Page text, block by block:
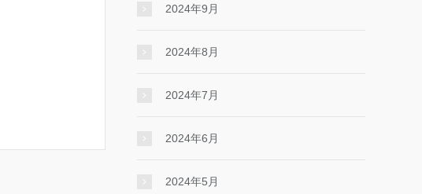
2024年9月
2024年8月
2024年7月
2024年6月
2024年5月